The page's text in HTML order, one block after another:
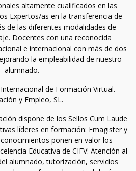
altamente cualificados en las
Expertos/as en la transferencia de
de las diferentes modalidades de
Docentes con una reconocida
e internacional con más de dos
la empleabilidad de nuestro
alumnado.
de Formación Virtual.
y Empleo, SL.
dispone de los Sellos Cum Laude
líderes en formación: Emagister y
ponen en valor los
Educativa de CIFV: Atención al
alumnado, tutorización, servicios